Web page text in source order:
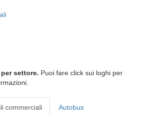
settore. Puoi fare click sui loghi per
commerciali Autobus